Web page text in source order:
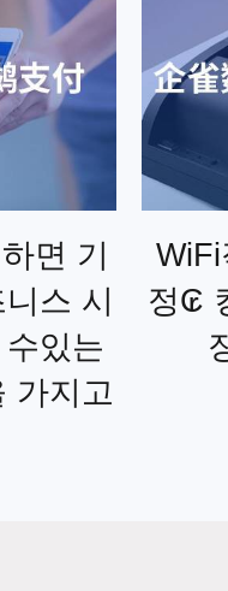
면 기
스 시
있는
가지고
정₢